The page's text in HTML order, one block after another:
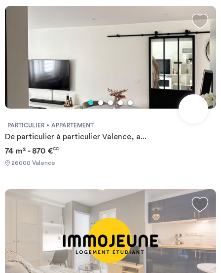
PARTICULIER APPARTEMENT
De particulier à particulier Valence, a...
74 m² - 870 €CC
26000 Valence